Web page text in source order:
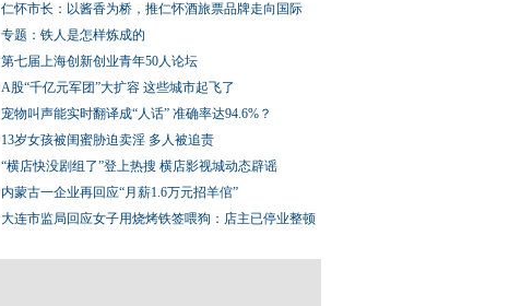
仁怀市长：以酱香为桥，推仁怀酒旅票品牌走向国际
专题：铁人是怎样炼成的
第七届上海创新创业青年50人论坛
A股“千亿元军团”大扩容 这些城市起飞了
宠物叫声能实时翻译成“人话” 准确率达94.6%？
13岁女孩被闺蜜胁迫卖淫 多人被追责
“横店快没剧组了”登上热搜 横店影视城动态辟谣
内蒙古一企业再回应“月薪1.6万元招羊倌”
大连市监局回应女子用烧烤铁签喂狗：店主已停业整顿